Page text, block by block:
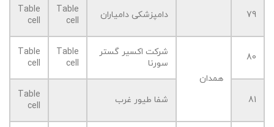
79 دامپزشکی دامیاران
Table
cell
Table
cell
80
همدان
شرکت اکسیر گستر
سورنا
Table
cell
Table
cell
81 شفا طیور غرب
Table
cell